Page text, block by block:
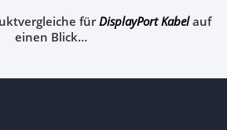
fürDisplayPort Kabelauf
einen Blick…